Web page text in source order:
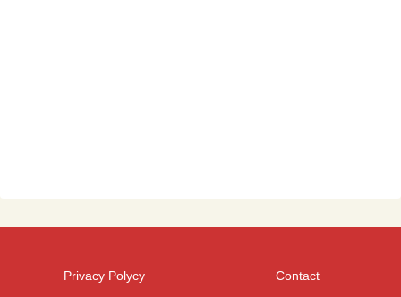
Privacy Polycy Contact